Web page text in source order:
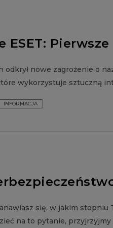
ESET:
odkrył nowe zagrożenie o
wykorzystuje sztuczną
INFORMACJA
się, w jakim
na to pytanie,